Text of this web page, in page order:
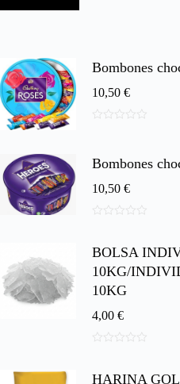
Bombones
10,50 €
5
Bombones
10,50 €
e
BOLSA
10KG/
10KG
4,00 €
e
HARINA